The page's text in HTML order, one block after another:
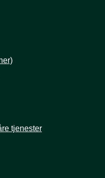
tjenester